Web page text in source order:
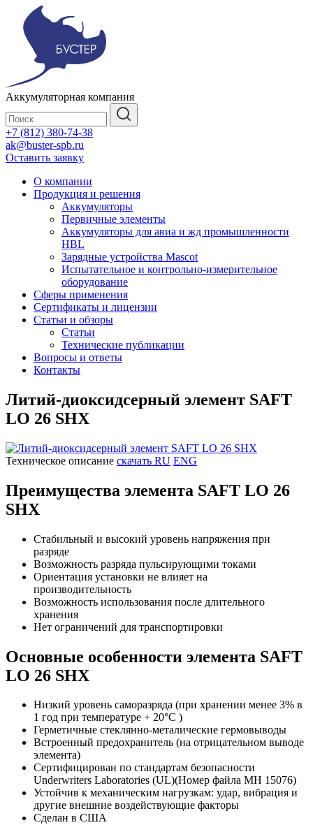
Аккумуляторная компания
+7 (812) 380-74-38
ak@buster-spb.ru
Оставить заявку
О компании
Продукция и решения
Аккумуляторы
Первичные элементы
Аккумуляторы для авиа и жд промышленности
HBL
Зарядные устройства Mascot
Испытательное и контрольно-измерительное
оборудование
Сферы применения
Сертификаты и лицензии
Статьи и обзоры
Статьи
Технические публикации
Вопросы и ответы
Контакты
Литий-диоксидсерный элемент SAFT
LO 26 SHX
Техническое описание скачать RU ENG
Преимущества элемента SAFT LO 26
SHX
Стабильный и высокий уровень напряжения при
разряде
Возможность разряда пульсирующими токами
Ориентация установки не влияет на
производительность
Возможность использования после длительного
хранения
Нет ограничений для транспортировки
Основные особенности элемента SAFT
LO 26 SHX
Низкий уровень саморазряда (при хранении менее 3% в
1 год при температуре + 20°C )
Герметичные стеклянно-металические гермовыводы
Встроенный предохранитель (на отрицательном выводе
элемента)
Сертифицирован по стандартам безопасности
Underwriters Laboratories (UL)(Номер файла MH 15076)
Устойчив к механическим нагрузкам: удар, вибрация и
другие внешние воздействующие факторы
Сделан в США